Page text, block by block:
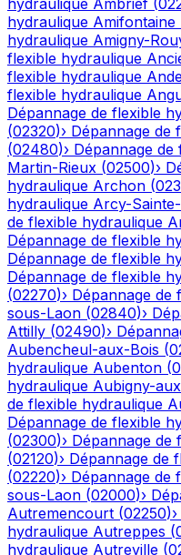
hydraulique Ambrief (
hydraulique Amifontaine
hydraulique Amigny-
flexible hydraulique
flexible hydraulique
flexible hydraulique
Dépannage de flexible
(02320)› Dépannage de
(02480)› Dépannage
Martin-Rieux (02500)›
hydraulique Archon (
hydraulique Arcy-
de flexible hydraulique
Dépannage de flexible
Dépannage de flexible
Dépannage de flexible
(02270)› Dépannage de
sous-Laon (02840)›
Attilly (02490)›
Aubencheul-aux-Bois (
hydraulique Aubenton (
hydraulique Aubigny-
de flexible hydraulique
Dépannage de flexible
(02300)› Dépannage de
(02120)› Dépannage de
(02220)› Dépannage de
sous-Laon (02000)›
Autremencourt (02250)›
hydraulique Autreppes (
hydraulique Autreville (